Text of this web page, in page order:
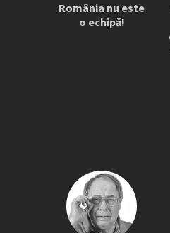
România nu este
o echipă!